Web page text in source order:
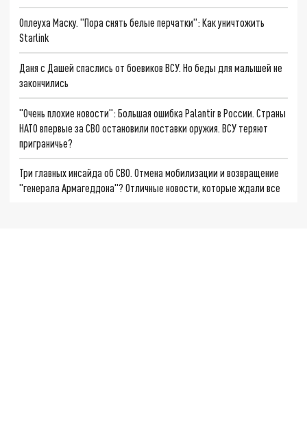
Оплеуха Маску. "Пора снять белые перчатки": Как уничтожить
Starlink
Даня с Дашей спаслись от боевиков ВСУ. Но беды для малышей не
закончились
"Очень плохие новости": Большая ошибка Palantir в России. Страны
НАТО впервые за СВО остановили поставки оружия. ВСУ теряют
приграничье?
Три главных инсайда об СВО. Отмена мобилизации и возвращение
"генерала Армагеддона"? Отличные новости, которые ждали все